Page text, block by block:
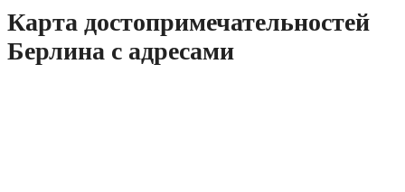
Карта достопримечательностей
Берлина с адресами